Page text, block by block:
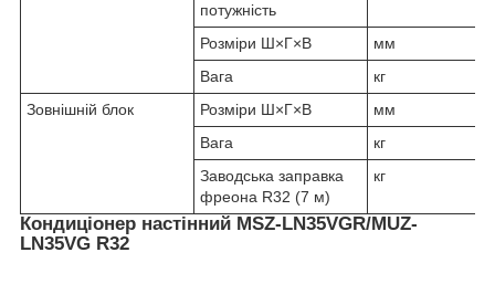
потужність
Розміри Ш×Г×В
мм
Вага
кг
Зовнішній блок
Розміри Ш×Г×В
мм
Вага
кг
Заводська заправка
фреона R32 (7 м)
кг
Кондиціонер настінний MSZ-LN35VGR/MUZ-
LN35VG R32